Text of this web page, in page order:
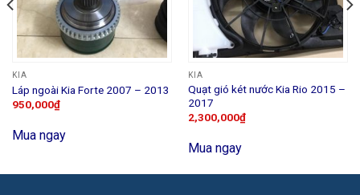
KIA
Láp ngoài Kia Forte 2007 – 2013
950,000₫
Mua ngay
KIA
Quạt gió két nước Kia Rio 2015 –
2017
2,300,000₫
Mua ngay